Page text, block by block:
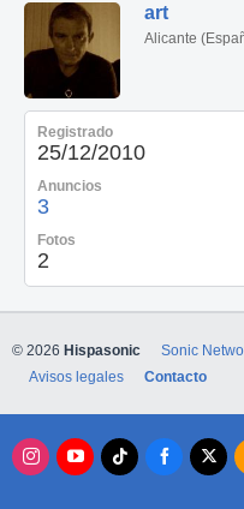
art
Alicante
Registrado
25/12/2010
Anuncios
3
Fotos
2
© 2026 Hispasonic Sonic
Avisos legales
Contacto